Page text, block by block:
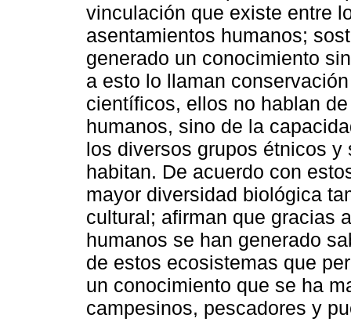
vinculación que existe entre
asentamientos humanos;
generado un conocimiento
a esto lo llaman
científicos, ellos no hablan
humanos, sino de la
los diversos grupos étnicos
habitan. De acuerdo con
mayor diversidad biológica
cultural; afirman que gracias
humanos se han generado
de estos ecosistemas que
un conocimiento que se ha
campesinos, pescadores y